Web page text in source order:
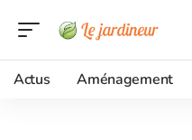
Actus Aménagement